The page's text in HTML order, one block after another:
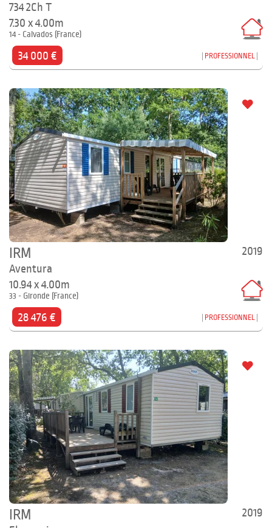
734 2Ch T
7.30 x 4.00m
14 - Calvados (France)
34 000 € PROFESSIONNEL
2019
IRM
Aventura
10.94 x 4.00m
33 - Gironde (France)
28 476 € PROFESSIONNEL
2019
IRM